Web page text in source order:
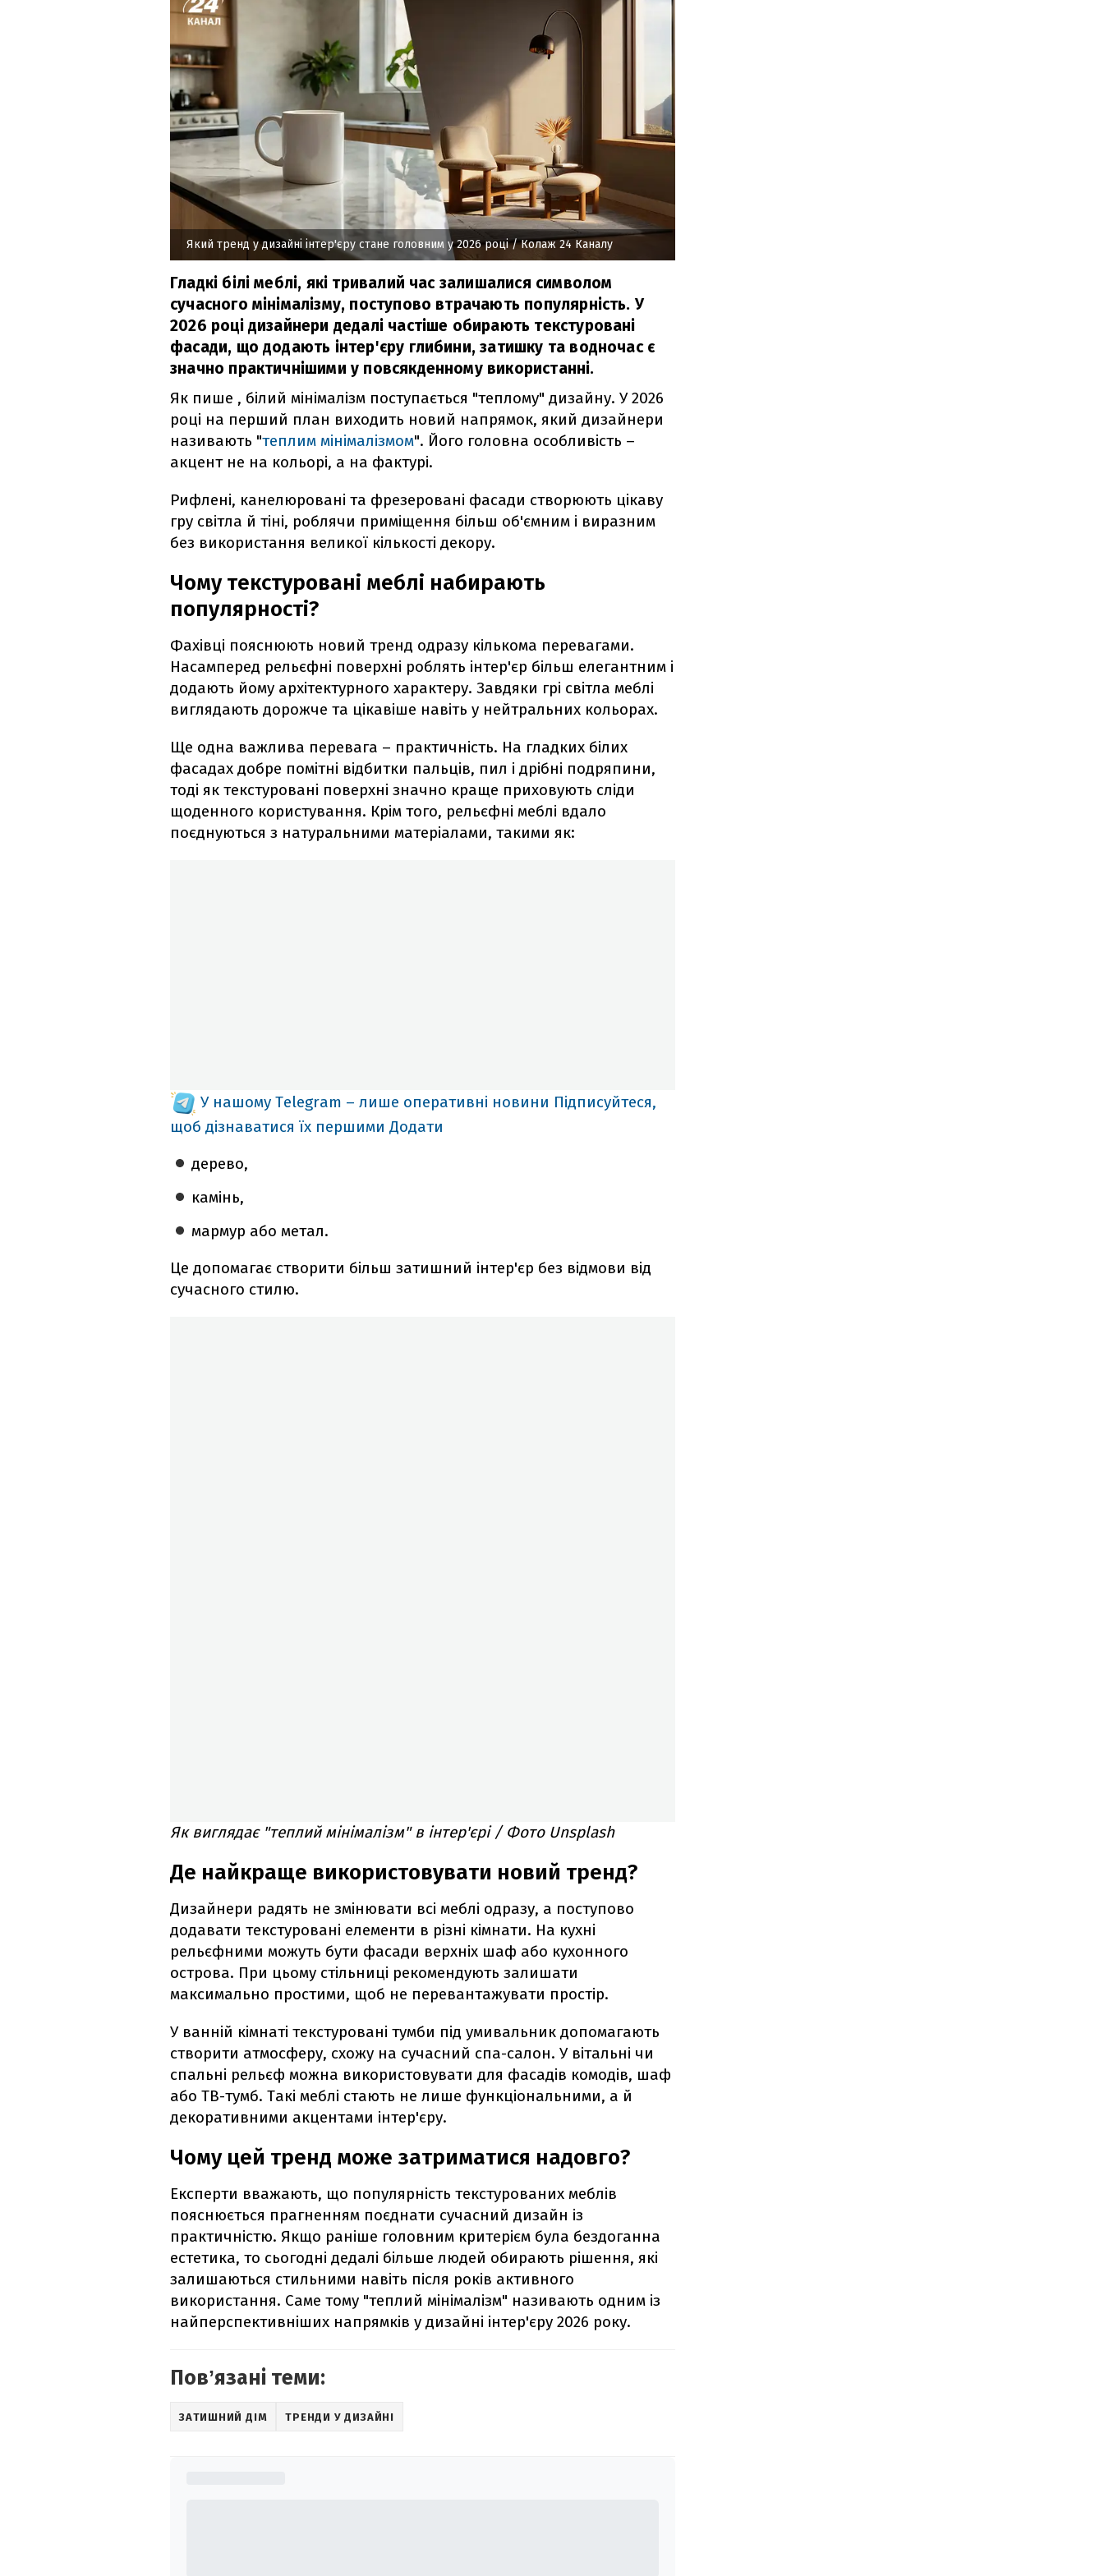
Який тренд у дизайні інтер'єру стане головним у 2026 році/ Колаж 24 Каналу
Гладкі білі меблі, які тривалий час залишалися символом
сучасного мінімалізму, поступово втрачають популярність. У
2026 році дизайнери дедалі частіше обирають текстуровані
фасади, що додають інтер'єру глибини, затишку та водночас є
значно практичнішими у повсякденному використанні.
Як пише , білий мінімалізм поступається "теплому" дизайну. У 2026
році на перший план виходить новий напрямок, який дизайнери
називають "теплим мінімалізмом". Його головна особливість –
акцент не на кольорі, а на фактурі.
Рифлені, канелюровані та фрезеровані фасади створюють цікаву
гру світла й тіні, роблячи приміщення більш об'ємним і виразним
без використання великої кількості декору.
Чому текстуровані меблі набирають
популярності?
Фахівці пояснюють новий тренд одразу кількома перевагами.
Насамперед рельєфні поверхні роблять інтер'єр більш елегантним і
додають йому архітектурного характеру. Завдяки грі світла меблі
виглядають дорожче та цікавіше навіть у нейтральних кольорах.
Ще одна важлива перевага – практичність. На гладких білих
фасадах добре помітні відбитки пальців, пил і дрібні подряпини,
тоді як текстуровані поверхні значно краще приховують сліди
щоденного користування. Крім того, рельєфні меблі вдало
поєднуються з натуральними матеріалами, такими як:
У нашому Telegram – лише оперативні новини Підписуйтеся,
щоб дізнаватися їх першими Додати
дерево,
камінь,
мармур або метал.
Це допомагає створити більш затишний інтер'єр без відмови від
сучасного стилю.
Як виглядає "теплий мінімалізм" в інтер'єрі / Фото Unsplash
Де найкраще використовувати новий тренд?
Дизайнери радять не змінювати всі меблі одразу, а поступово
додавати текстуровані елементи в різні кімнати. На кухні
рельєфними можуть бути фасади верхніх шаф або кухонного
острова. При цьому стільниці рекомендують залишати
максимально простими, щоб не перевантажувати простір.
У ванній кімнаті текстуровані тумби під умивальник допомагають
створити атмосферу, схожу на сучасний спа-салон. У вітальні чи
спальні рельєф можна використовувати для фасадів комодів, шаф
або ТВ-тумб. Такі меблі стають не лише функціональними, а й
декоративними акцентами інтер'єру.
Чому цей тренд може затриматися надовго?
Експерти вважають, що популярність текстурованих меблів
пояснюється прагненням поєднати сучасний дизайн із
практичністю. Якщо раніше головним критерієм була бездоганна
естетика, то сьогодні дедалі більше людей обирають рішення, які
залишаються стильними навіть після років активного
використання. Саме тому "теплий мінімалізм" називають одним із
найперспективніших напрямків у дизайні інтер'єру 2026 року.
Повʼязані теми:
ЗАТИШНИЙ ДІМ ТРЕНДИ У ДИЗАЙНІ